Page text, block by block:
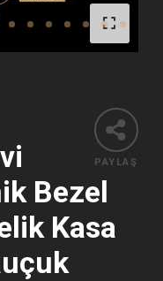
PAYLAŞ
Bezel
Kasa